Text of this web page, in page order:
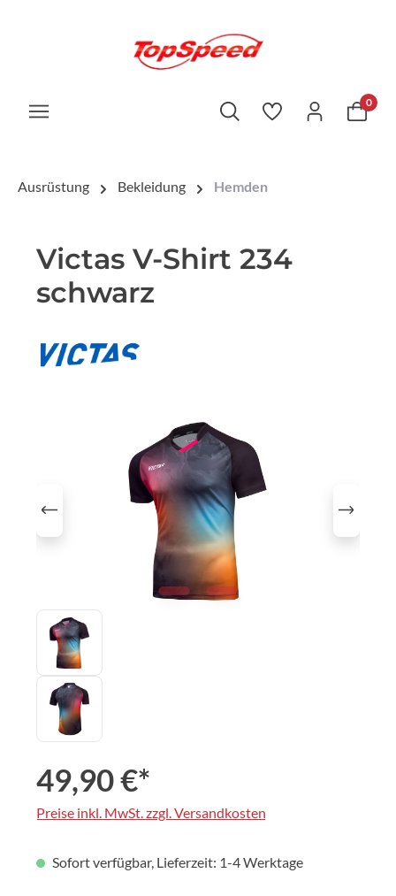
0
Ausrüstung Bekleidung Hemden
Victas V-Shirt 234
schwarz
Bildergalerie überspringen
49,90 €*
Preise inkl. MwSt. zzgl. Versandkosten
Sofort verfügbar, Lieferzeit: 1-4 Werktage